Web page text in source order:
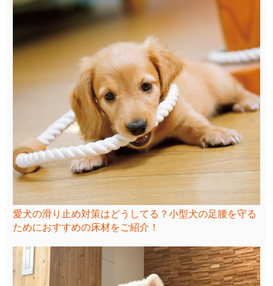
愛犬の滑り止め対策はどうしてる？小型犬の足腰を守る
ためにおすすめの床材をご紹介！